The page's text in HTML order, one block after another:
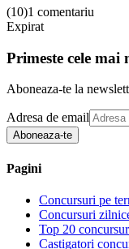
(10)1 comentariu
Expirat
Primeste cele mai
Aboneaza-te la
Adresa de email
Aboneaza-te
Pagini
Concursuri pe
Concursuri
Top 20
Castigatori